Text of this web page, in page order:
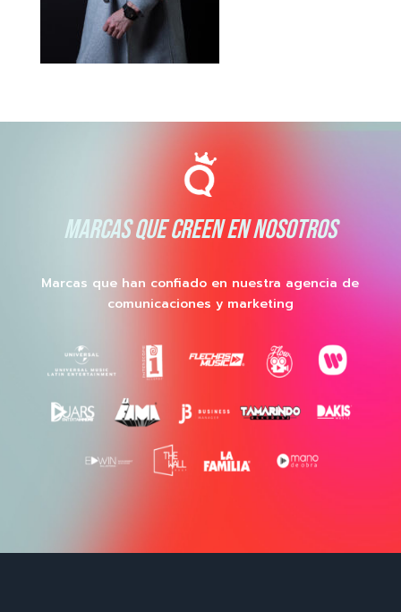
MARCAS QUE CREEN EN NOSOTROS
Marcas que han confiado en nuestra agencia de
comunicaciones y marketing